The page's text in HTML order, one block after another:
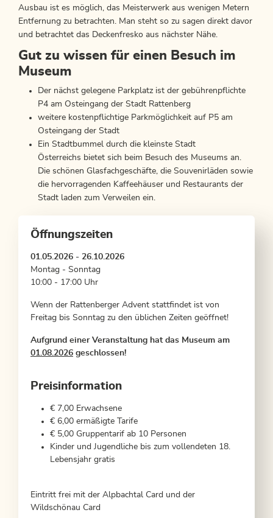
Ausbau ist es möglich, das Meisterwerk aus wenigen Metern
Entfernung zu betrachten. Man steht so zu sagen direkt davor
und betrachtet das Deckenfresko aus nächster Nähe.
Gut zu wissen für einen Besuch im
Museum
Der nächst gelegene Parkplatz ist der gebührenpflichte
P4 am Osteingang der Stadt Rattenberg
weitere kostenpflichtige Parkmöglichkeit auf P5 am
Osteingang der Stadt
Ein Stadtbummel durch die kleinste Stadt
Österreichs bietet sich beim Besuch des Museums an.
Die schönen Glasfachgeschäfte, die Souvenirläden sowie
die hervorragenden Kaffeehäuser und Restaurants der
Stadt laden zum Verweilen ein.
Öffnungszeiten
01.05.2026 - 26.10.2026
Montag - Sonntag
10:00 - 17:00 Uhr
Wenn der Rattenberger Advent stattfindet ist von
Freitag bis Sonntag zu den üblichen Zeiten geöffnet!
Aufgrund einer Veranstaltung hat das Museum am
01.08.2026 geschlossen!
Preisinformation
€ 7,00 Erwachsene
€ 6,00 ermäßigte Tarife
€ 5,00 Gruppentarif ab 10 Personen
Kinder und Jugendliche bis zum vollendeten 18.
Lebensjahr gratis
Eintritt frei mit der Alpbachtal Card und der
Wildschönau Card